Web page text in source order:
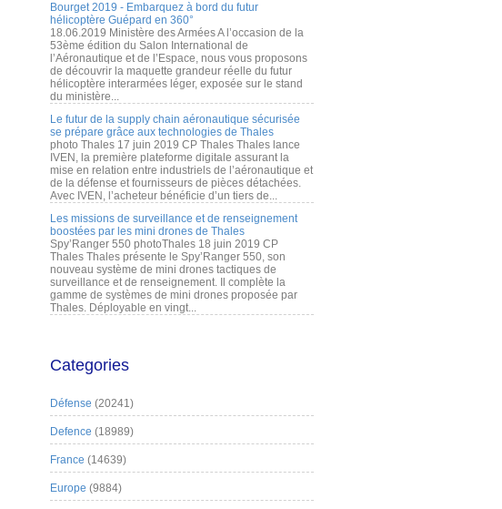
Bourget 2019 - Embarquez à bord du futur
hélicoptère Guépard en 360°
18.06.2019 Ministère des Armées A l’occasion de la
53ème édition du Salon International de
l’Aéronautique et de l’Espace, nous vous proposons
de découvrir la maquette grandeur réelle du futur
hélicoptère interarmées léger, exposée sur le stand
du ministère...
Le futur de la supply chain aéronautique sécurisée
se prépare grâce aux technologies de Thales
photo Thales 17 juin 2019 CP Thales Thales lance
IVEN, la première plateforme digitale assurant la
mise en relation entre industriels de l’aéronautique et
de la défense et fournisseurs de pièces détachées.
Avec IVEN, l’acheteur bénéficie d’un tiers de...
Les missions de surveillance et de renseignement
boostées par les mini drones de Thales
Spy’Ranger 550 photoThales 18 juin 2019 CP
Thales Thales présente le Spy’Ranger 550, son
nouveau système de mini drones tactiques de
surveillance et de renseignement. Il complète la
gamme de systèmes de mini drones proposée par
Thales. Déployable en vingt...
Categories
Défense (20241)
Defence (18989)
France (14639)
Europe (9884)